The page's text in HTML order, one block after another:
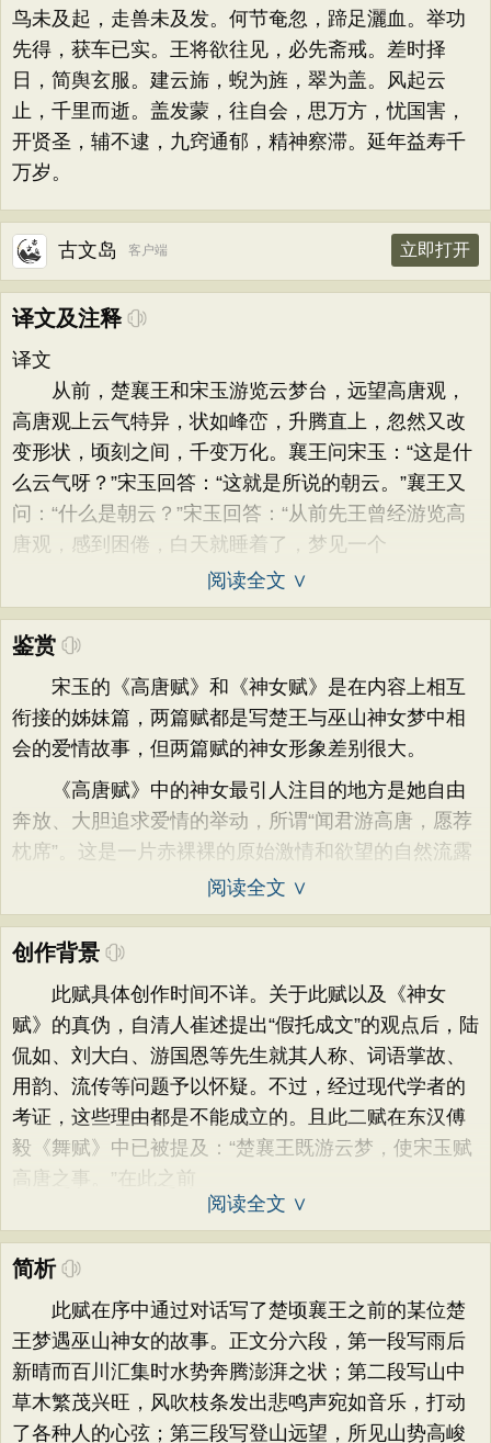
鸟未及起，走兽未及发。何节奄忽，蹄足灑血。举功
先得，获车已实。王将欲往见，必先斋戒。差时择
日，简舆玄服。建云旆，蜺为旌，翠为盖。风起云
止，千里而逝。盖发蒙，往自会，思万方，忧国害，
开贤圣，辅不逮，九窍通郁，精神察滞。延年益寿千
万岁。
古文岛 客户端 立即打开
译文及注释
译文
从前，楚襄王和宋玉游览云梦台，远望高唐观，
高唐观上云气特异，状如峰峦，升腾直上，忽然又改
变形状，顷刻之间，千变万化。襄王问宋玉：“这是什
么云气呀？”宋玉回答：“这就是所说的朝云。”襄王又
问：“什么是朝云？”宋玉回答：“从前先王曾经游览高
唐观，感到困倦，白天就睡着了，梦见一个
阅读全文 ∨
鉴赏
宋玉的《高唐赋》和《神女赋》是在内容上相互
衔接的姊妹篇，两篇赋都是写楚王与巫山神女梦中相
会的爱情故事，但两篇赋的神女形象差别很大。
《高唐赋》中的神女最引人注目的地方是她自由
奔放、大胆追求爱情的举动，所谓“闻君游高唐，愿荐
枕席”。这是一片赤裸裸的原始激情和欲望的自然流露
阅读全文 ∨
创作背景
此赋具体创作时间不详。关于此赋以及《神女
赋》的真伪，自清人崔述提出“假托成文”的观点后，陆
侃如、刘大白、游国恩等先生就其人称、词语掌故、
用韵、流传等问题予以怀疑。不过，经过现代学者的
考证，这些理由都是不能成立的。且此二赋在东汉傅
毅《舞赋》中已被提及：“楚襄王既游云梦，使宋玉赋
高唐之事。”在此之前
阅读全文 ∨
简析
此赋在序中通过对话写了楚顷襄王之前的某位楚
王梦遇巫山神女的故事。正文分六段，第一段写雨后
新晴而百川汇集时水势奔腾澎湃之状；第二段写山中
草木繁茂兴旺，风吹枝条发出悲鸣声宛如音乐，打动
了各种人的心弦；第三段写登山远望，所见山势高峻